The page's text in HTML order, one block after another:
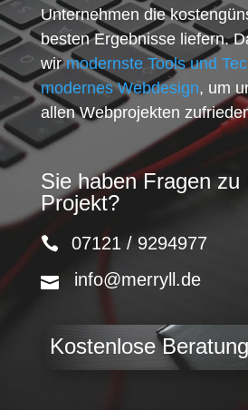
Unternehmen die
besten Ergebnisse liefern.
wirmodernste Tools und
modernes Webdesign, um
allen Webprojekten
Sie haben Fragen zu
Projekt?
07121 / 9294977
info@merryll.de
Kostenlose Beratung